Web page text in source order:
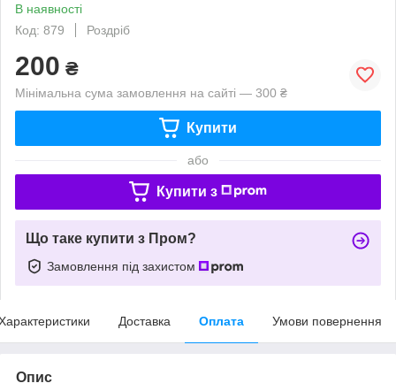
В наявності
Код: 879
Роздріб
200 ₴
Мінімальна сума замовлення на сайті — 300 ₴
Купити
або
Купити з
Що таке купити з Пром?
Замовлення під захистом
Доставка Оплата Умови повернення
Опис